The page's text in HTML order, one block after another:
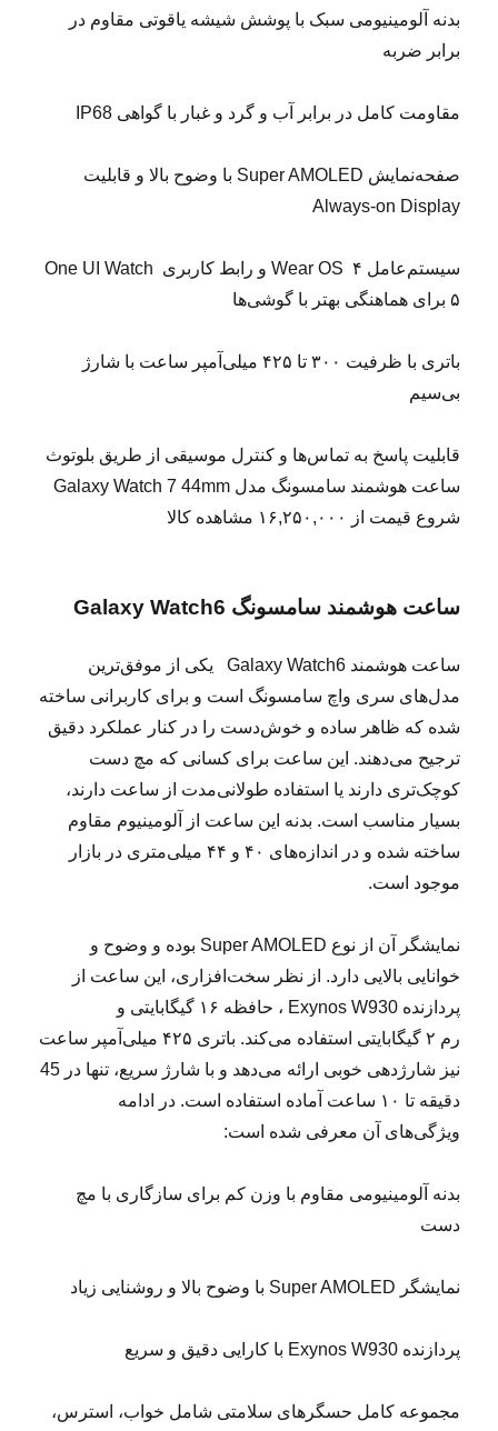
‌بدنه آلومینیومی سبک با پوشش شیشه یاقوتی مقاوم در
برابر ضربه
مقاومت کامل در برابر آب و گرد و غبار با گواهی IP68
‌صفحه‌نمایش Super AMOLED با وضوح بالا و قابلیت
Always-on Display
‌سیستم‌عامل Wear OS ۴ و رابط کاربری One UI Watch
۵ برای هماهنگی بهتر با گوشی‌ها
باتری با ظرفیت ۳۰۰ تا ۴۲۵ میلی‌آمپر ساعت با شارژ
بی‌سیم
‌قابلیت پاسخ به تماس‌ها و کنترل موسیقی از طریق بلوتوث
ساعت هوشمند سامسونگ مدل Galaxy Watch 7 44mm
شروع قیمت از ۱۶,۲۵۰,۰۰۰ مشاهده کالا
ساعت هوشمند سامسونگ Galaxy Watch6
ساعت هوشمند Galaxy Watch6 یکی از موفق‌ترین
مدل‌های سری واچ سامسونگ است و برای کاربرانی ساخته
شده که ظاهر ساده و خوش‌دست را در کنار عملکرد دقیق
ترجیح می‌دهند. این ساعت برای کسانی که مچ دست
کوچک‌تری دارند یا استفاده طولانی‌مدت از ساعت دارند،
بسیار مناسب است. بدنه این ساعت از آلومینیوم مقاوم
ساخته شده و در اندازه‌های ۴۰ و ۴۴ میلی‌متری در بازار
موجود است.
نمایشگر آن از نوع Super AMOLED بوده و وضوح و
خوانایی بالایی دارد. از نظر سخت‌افزاری، این ساعت از
پردازنده Exynos W930 ، حافظه ۱۶ گیگابایتی و
رم ۲ گیگابایتی استفاده می‌کند. باتری ۴۲۵ میلی‌آمپر ساعت
نیز شارژدهی خوبی ارائه می‌دهد و با شارژ سریع، تنها در 45
دقیقه تا ۱۰ ساعت آماده استفاده است. در ادامه
ویژگی‌های آن معرفی شده است:
‌بدنه آلومینیومی مقاوم با وزن کم برای سازگاری با مچ
دست
‌نمایشگر Super AMOLED با وضوح بالا و روشنایی زیاد
‌پردازنده Exynos W930 با کارایی دقیق و سریع
‌مجموعه کامل حسگرهای سلامتی شامل خواب، استرس،